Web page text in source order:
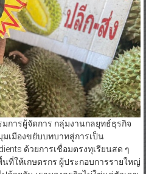
ารผู้จัดการ กลุ่มงานกลยุทธ์ธุรกิจ
มเมืองขยับบทบาทสู่การเป็น
ด้วยการเชื่อมตรงทุเรียนสด ๆ
ที่ให้เกษตรกร ผู้ประกอบการรายใหญ่